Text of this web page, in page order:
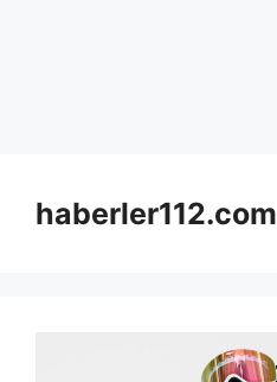
contenthaberler112.com